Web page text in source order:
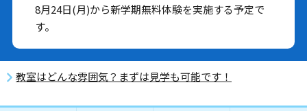
8月24日(月)から新学期無料体験を実施する予定で
す。
教室はどんな雰囲気？まずは見学も可能です！